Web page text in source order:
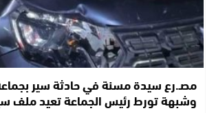
مصـ.رع سيدة مسنة في حادثة سير
وشبهة تورط رئيس الجماعة تعيد ملف